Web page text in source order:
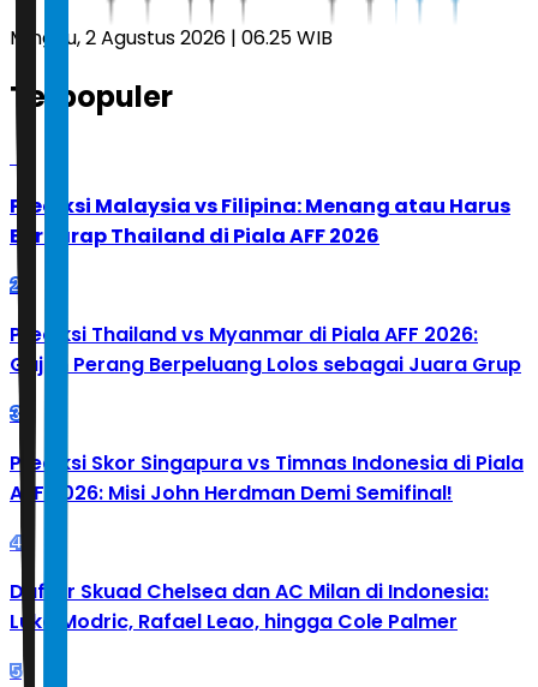
Minggu, 2 Agustus 2026 | 06.25 WIB
Terpopuler
1
Prediksi Malaysia vs Filipina: Menang atau Harus
Berharap Thailand di Piala AFF 2026
2
Prediksi Thailand vs Myanmar di Piala AFF 2026:
Gajah Perang Berpeluang Lolos sebagai Juara Grup
3
Prediksi Skor Singapura vs Timnas Indonesia di Piala
AFF 2026: Misi John Herdman Demi Semifinal!
4
Daftar Skuad Chelsea dan AC Milan di Indonesia:
Luka Modric, Rafael Leao, hingga Cole Palmer
5